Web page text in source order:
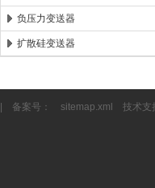
负压力变送器
扩散硅变送器
| 备案号： sitemap.xml 技术支